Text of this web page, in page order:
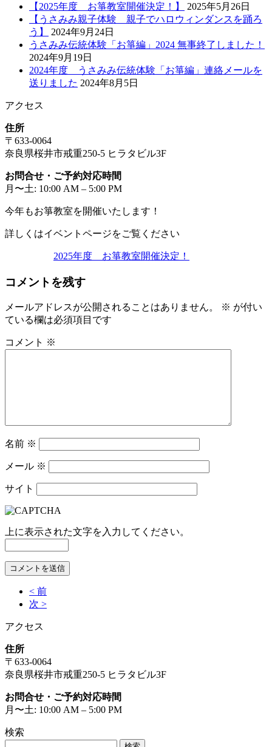
【2025年度 お箏教室開催決定！】
2025年5月26日
【うさみみ親子体験 親子でハロウィンダンスを踊ろ
う】
2024年9月24日
うさみみ伝統体験「お箏編」2024 無事終了しました！
2024年9月19日
2024年度 うさみみ伝統体験「お箏編」連絡メールを
送りました 2024年8月5日
アクセス
住所
〒633-0064
奈良県桜井市戒重250-5 ヒラタビル3F
お問合せ・ご予約対応時間
月〜土: 10:00 AM – 5:00 PM
今年もお箏教室を開催いたします！
詳しくはイベントページをご覧ください
2025年度 お箏教室開催決定！
コメントを残す
メールアドレスが公開されることはありません。 ※ が付い
ている欄は必須項目です
コメント ※
名前 ※
メール ※
サイト
上に表示された文字を入力してください。
< 前
次 >
アクセス
住所
〒633-0064
奈良県桜井市戒重250-5 ヒラタビル3F
お問合せ・ご予約対応時間
月〜土: 10:00 AM – 5:00 PM
検索